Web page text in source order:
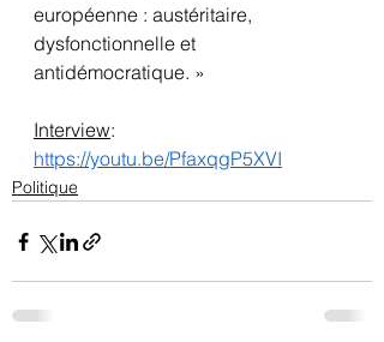
européenne : austéritaire,
dysfonctionnelle et
antidémocratique. »
Interview:
https://youtu.be/PfaxqgP5XVI
Politique